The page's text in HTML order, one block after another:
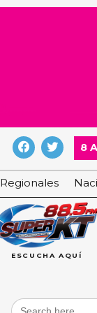
8
Regionales
ESCUCHA AQUÍ
Search